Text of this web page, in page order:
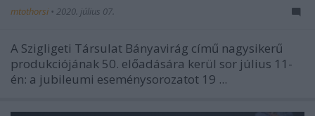
mtothorsi • 2020. július 07.
A Szigligeti Társulat Bányavirág című nagysikerű
produkciójának 50. előadására kerül sor július 11-
én: a jubileumi eseménysorozatot 19 ...